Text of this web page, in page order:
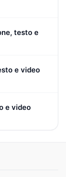
testo e
e video
e video